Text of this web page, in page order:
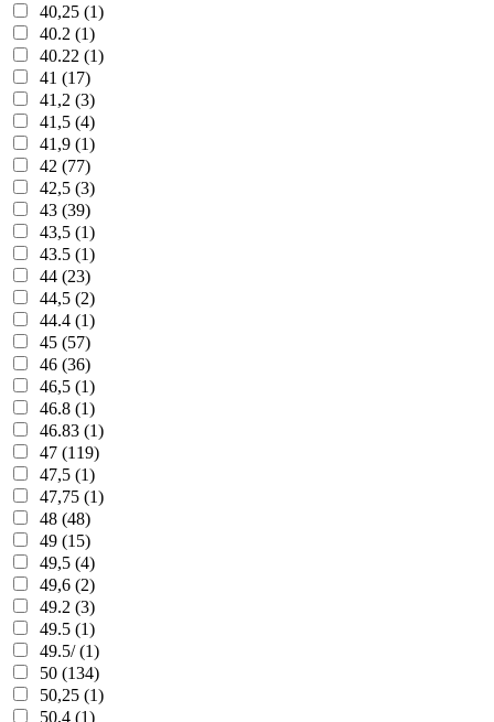
40,25 (1)
40.2 (1)
40.22 (1)
41 (17)
41,2 (3)
41,5 (4)
41,9 (1)
42 (77)
42,5 (3)
43 (39)
43,5 (1)
43.5 (1)
44 (23)
44,5 (2)
44.4 (1)
45 (57)
46 (36)
46,5 (1)
46.8 (1)
46.83 (1)
47 (119)
47,5 (1)
47,75 (1)
48 (48)
49 (15)
49,5 (4)
49,6 (2)
49.2 (3)
49.5 (1)
49.5/ (1)
50 (134)
50,25 (1)
50,4 (1)